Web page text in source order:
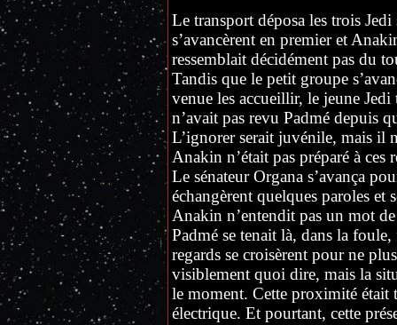
Le transport déposa les trois
s’avancèrent en premier et
ressemblait décidément pas du
Tandis que le petit groupe
venue les accueillir, le jeune
n’avait pas revu Padmé depuis
L’ignorer serait juvénile, mais il
Anakin n’était pas préparé à ces
Le sénateur Organa s’avança
échangèrent quelques paroles
Anakin n’entendit pas un mot de
Padmé se tenait là, dans la
regards se croisèrent pour ne
visiblement quoi dire, mais la
le moment. Cette proximité était
électrique. Et pourtant, cette